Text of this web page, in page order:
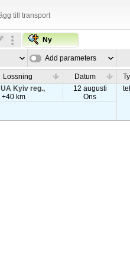
till transport
Ny
Add parameters
Lossning Datum
UA Kyiv reg.,
+40 km
12 augusti
Ons